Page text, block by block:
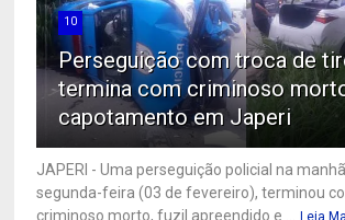
10
Perseguição com troca de
termina com criminoso
capotamento em Japeri
JAPERI - Uma perseguição policial na
segunda-feira (03 de fevereiro), terminou
criminoso morto, fuzil apreendido e ...
Leia